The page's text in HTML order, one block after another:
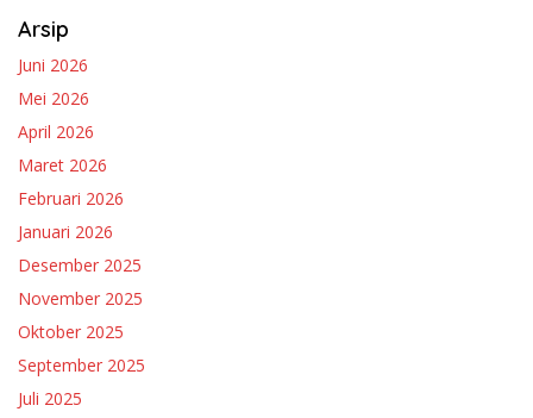
Arsip
Juni 2026
Mei 2026
April 2026
Maret 2026
Februari 2026
Januari 2026
Desember 2025
November 2025
Oktober 2025
September 2025
Juli 2025